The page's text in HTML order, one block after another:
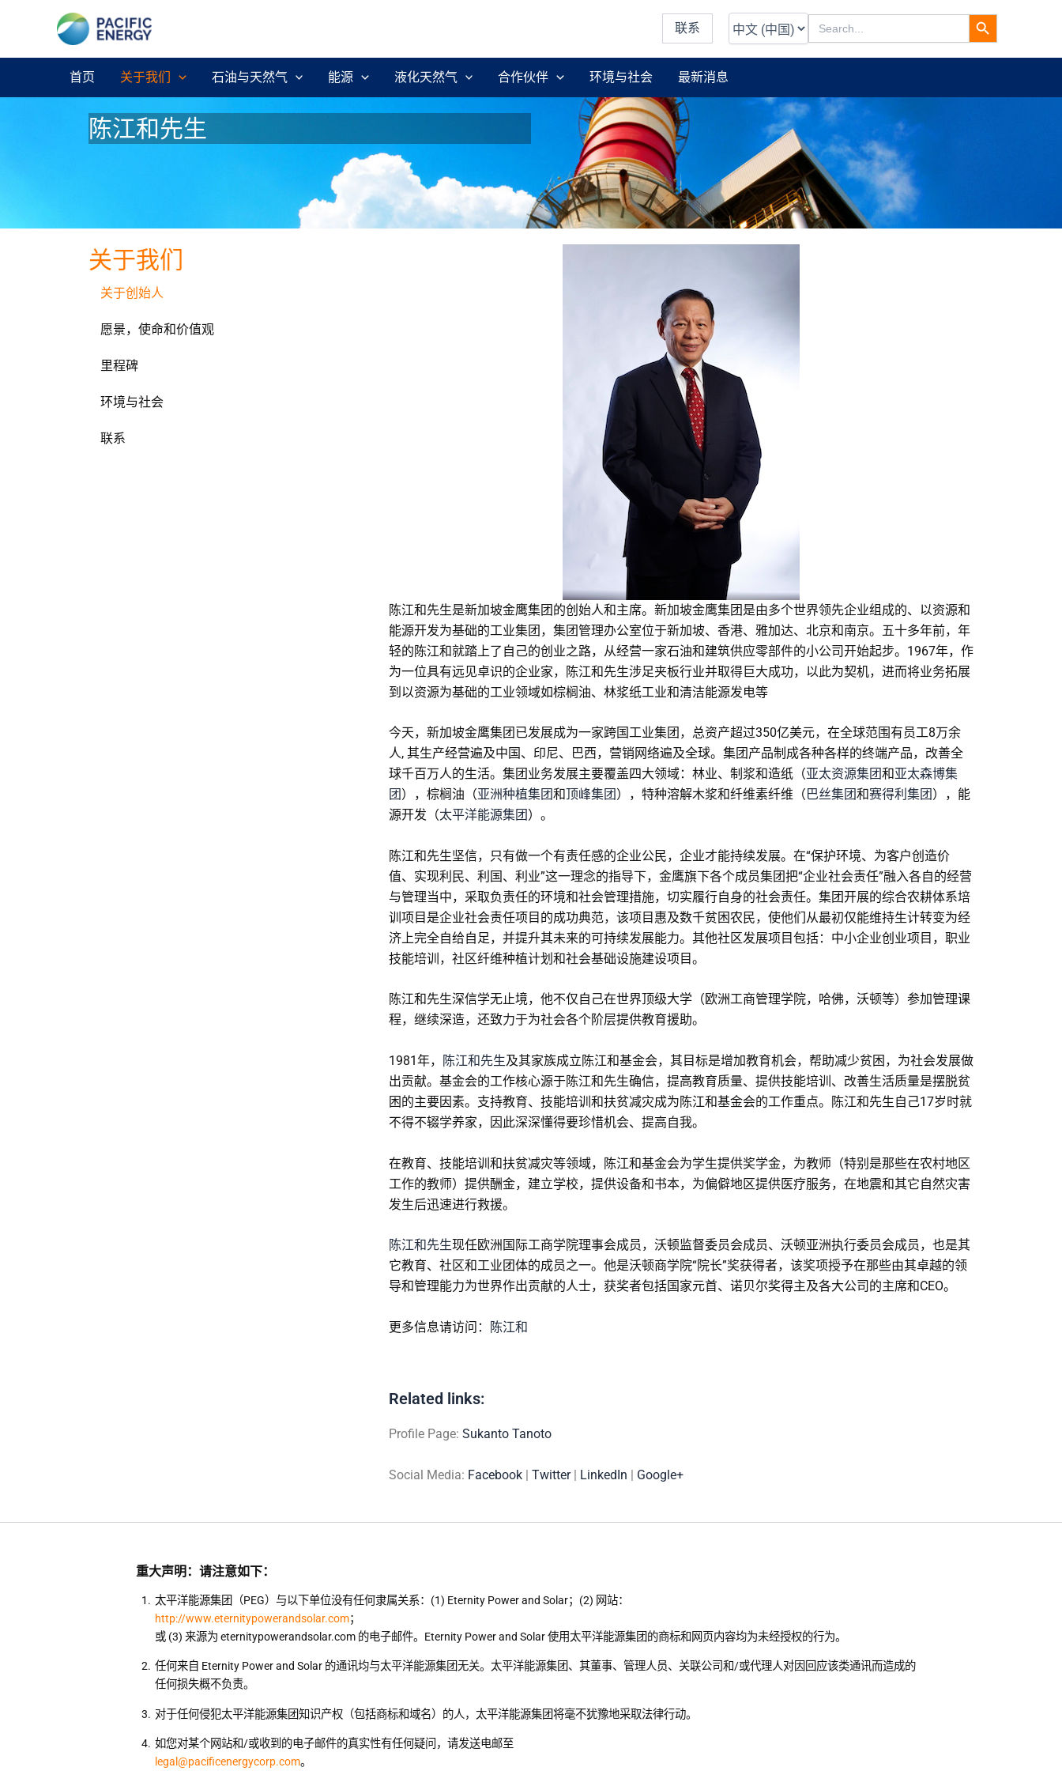
联系
择
语
Search
for:
搜索按钮
首页 关于我们 石油与天然气 能源 液化天然气 合作伙伴 环境与社会 最新消息
陈江和先生
关于我们
关于创始人
愿景，使命和价值观
里程碑
环境与社会
联系
陈江和先生是新加坡金鹰集团的创始人和主席。新加坡金鹰集团是由多个世界领先企业组成的、以资源和
能源开发为基础的工业集团，集团管理办公室位于新加坡、香港、雅加达、北京和南京。五十多年前，年
轻的陈江和就踏上了自己的创业之路，从经营一家石油和建筑供应零部件的小公司开始起步。1967年，作
为一位具有远见卓识的企业家，陈江和先生涉足夹板行业并取得巨大成功，以此为契机，进而将业务拓展
到以资源为基础的工业领域如棕榈油、林浆纸工业和清洁能源发电等
今天，新加坡金鹰集团已发展成为一家跨国工业集团，总资产超过350亿美元，在全球范围有员工8万余
人, 其生产经营遍及中国、印尼、巴西，营销网络遍及全球。集团产品制成各种各样的终端产品，改善全
球千百万人的生活。集团业务发展主要覆盖四大领域：林业、制浆和造纸（亚太资源集团和亚太森博集
团 ），棕榈油（亚洲种植集团和顶峰集团 ），特种溶解木浆和纤维素纤维（巴丝集团和赛得利集团 ），能
源开发（太平洋能源集团 ）。
陈江和先生坚信，只有做一个有责任感的企业公民，企业才能持续发展。在“保护环境、为客户创造价
值、实现利民、利国、利业”这一理念的指导下，金鹰旗下各个成员集团把“企业社会责任”融入各自的经营
与管理当中，采取负责任的环境和社会管理措施，切实履行自身的社会责任。集团开展的综合农耕体系培
训项目是企业社会责任项目的成功典范，该项目惠及数千贫困农民，使他们从最初仅能维持生计转变为经
济上完全自给自足，并提升其未来的可持续发展能力。其他社区发展项目包括：中小企业创业项目，职业
技能培训，社区纤维种植计划和社会基础设施建设项目。
陈江和先生深信学无止境，他不仅自己在世界顶级大学（欧洲工商管理学院，哈佛，沃顿等）参加管理课
程，继续深造，还致力于为社会各个阶层提供教育援助。
1981年， 陈江和先生及其家族成立陈江和基金会，其目标是增加教育机会，帮助减少贫困，为社会发展做
出贡献。基金会的工作核心源于陈江和先生确信，提高教育质量、提供技能培训、改善生活质量是摆脱贫
困的主要因素。支持教育、技能培训和扶贫减灾成为陈江和基金会的工作重点。陈江和先生自己17岁时就
不得不辍学养家，因此深深懂得要珍惜机会、提高自我。
在教育、技能培训和扶贫减灾等领域，陈江和基金会为学生提供奖学金，为教师（特别是那些在农村地区
工作的教师）提供酬金，建立学校，提供设备和书本，为偏僻地区提供医疗服务，在地震和其它自然灾害
发生后迅速进行救援。
陈江和先生现任欧洲国际工商学院理事会成员，沃顿监督委员会成员、沃顿亚洲执行委员会成员，也是其
它教育、社区和工业团体的成员之一。他是沃顿商学院“院长”奖获得者，该奖项授予在那些由其卓越的领
导和管理能力为世界作出贡献的人士，获奖者包括国家元首、诺贝尔奖得主及各大公司的主席和CEO。
更多信息请访问： 陈江和
Related links:
Profile Page: Sukanto Tanoto
Social Media: Facebook| Twitter| LinkedIn | Google+
重大声明：请注意如下：
太平洋能源集团（PEG）与以下单位没有任何隶属关系：(1) Eternity Power and Solar；(2) 网站：
http://www.eternitypowerandsolar.com；
或 (3) 来源为 eternitypowerandsolar.com 的电子邮件。Eternity Power and Solar 使用太平洋能源集团的商标和网页内容均为未经授权的行为。
任何来自 Eternity Power and Solar 的通讯均与太平洋能源集团无关。太平洋能源集团、其董事、管理人员、关联公司和/或代理人对因回应该类通讯而造成的
任何损失概不负责。
对于任何侵犯太平洋能源集团知识产权（包括商标和域名）的人，太平洋能源集团将毫不犹豫地采取法律行动。
如您对某个网站和/或收到的电子邮件的真实性有任何疑问，请发送电邮至
legal@pacificenergycorp.com。